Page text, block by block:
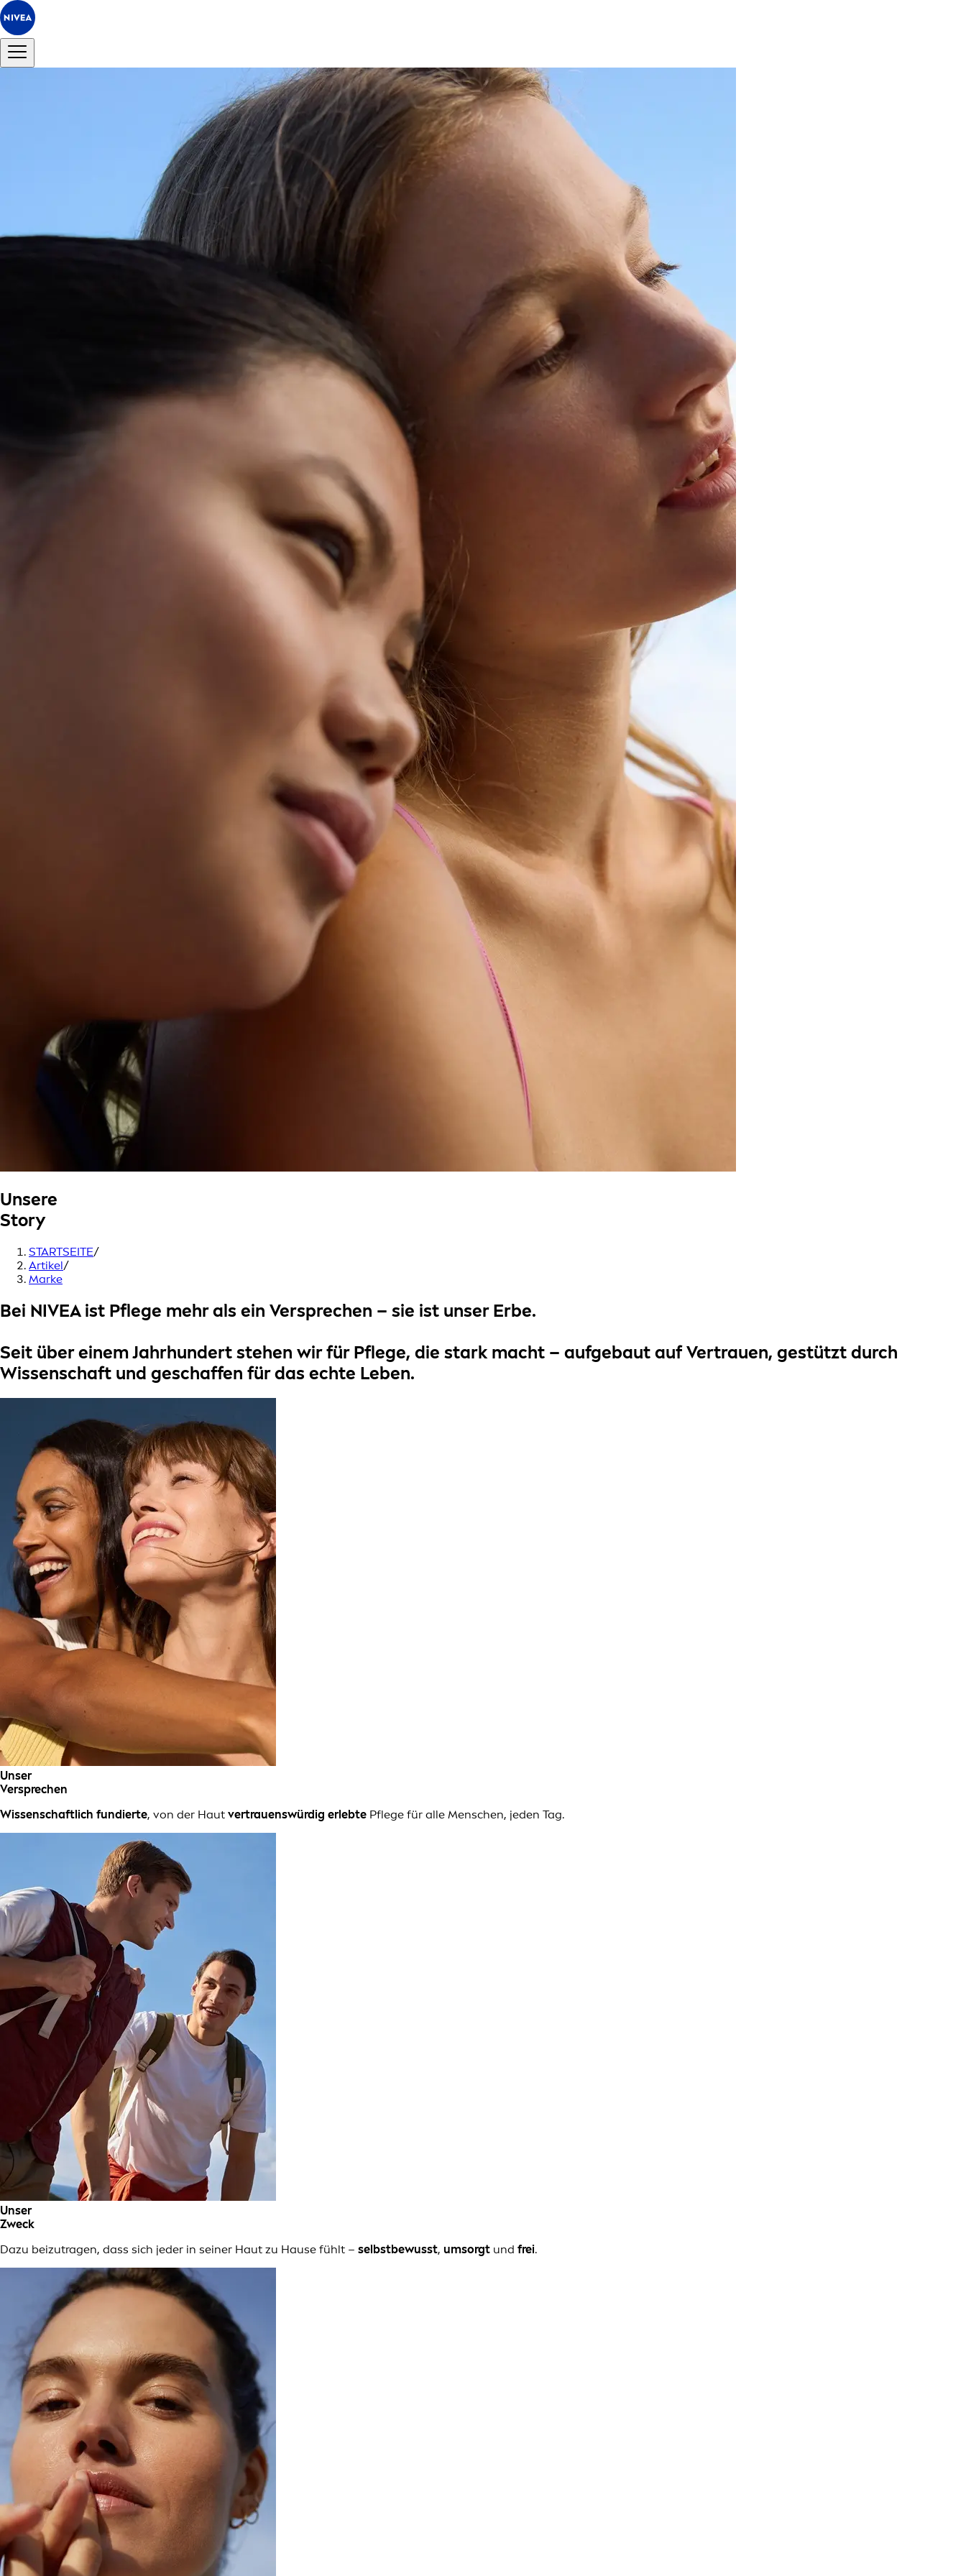
Unsere
Story
STARTSEITE/
Artikel/
Marke
Bei NIVEAist Pflege mehr als ein Versprechen – sie ist unser Erbe.
Seit über einem Jahrhundert stehen wir für Pflege, die stark macht – aufgebaut auf Vertrauen, gestützt durch
Wissenschaft und geschaffen für das echte Leben.
Unser
Versprechen
Wissenschaftlich fundierte, von der Haut vertrauenswürdig erlebte Pflege für alle Menschen, jeden Tag.
Unser
Zweck
Dazu beizutragen, dass sich jeder in seiner Haut zu Hause fühlt – selbstbewusst, umsorgt und frei.